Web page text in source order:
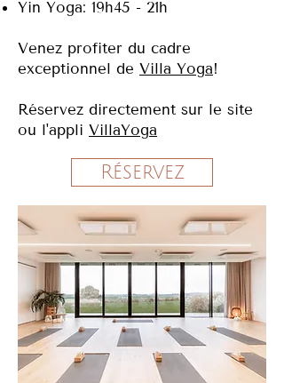
Yin Yoga: 19h45 - 21h
Venez profiter du cadre
exceptionnel de Villa Yoga!
Réservez directement sur le site
ou l'appli VillaYoga
Réservez